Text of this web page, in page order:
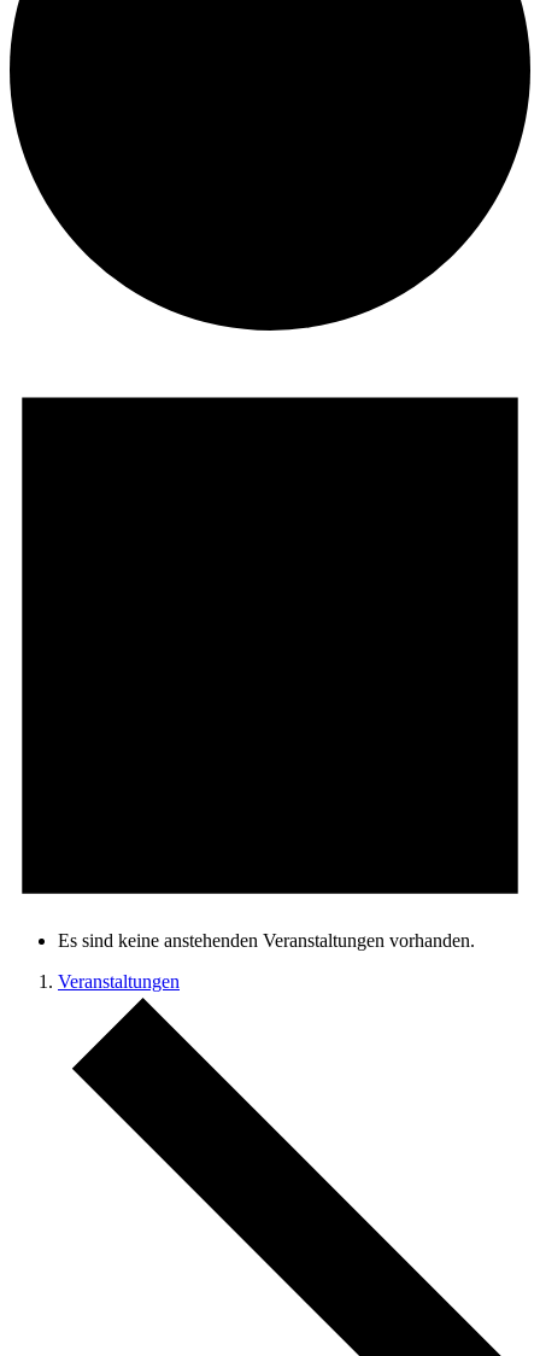
Es sind keine anstehenden Veranstaltungen vorhanden.
Veranstaltungen